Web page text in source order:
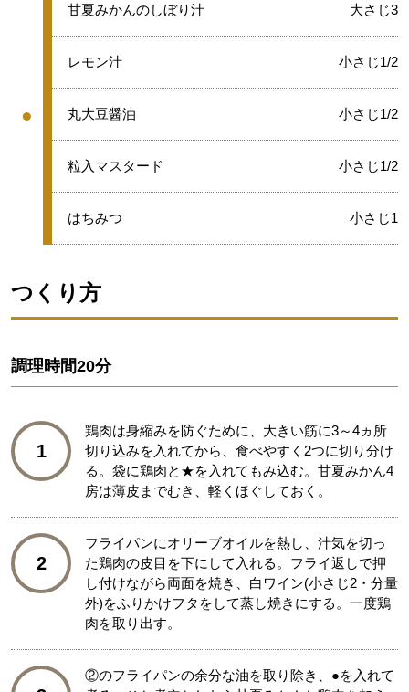
●
●
甘夏みかんのしぼり汁 大さじ3
●
レモン汁 小さじ1/2
●
丸大豆醤油 小さじ1/2
●
粒入マスタード 小さじ1/2
●
はちみつ 小さじ1
つくり方
調理時間20分
1
鶏肉は身縮みを防ぐために、大きい筋に3～4ヵ所
切り込みを入れてから、食べやすく2つに切り分け
る。袋に鶏肉と★を入れてもみ込む。甘夏みかん4
房は薄皮までむき、軽くほぐしておく。
2
フライパンにオリーブオイルを熱し、汁気を切っ
た鶏肉の皮目を下にして入れる。フライ返しで押
し付けながら両面を焼き、白ワイン(小さじ2・分量
外)をふりかけフタをして蒸し焼きにする。一度鶏
肉を取り出す。
②のフライパンの余分な油を取り除き、●を入れて